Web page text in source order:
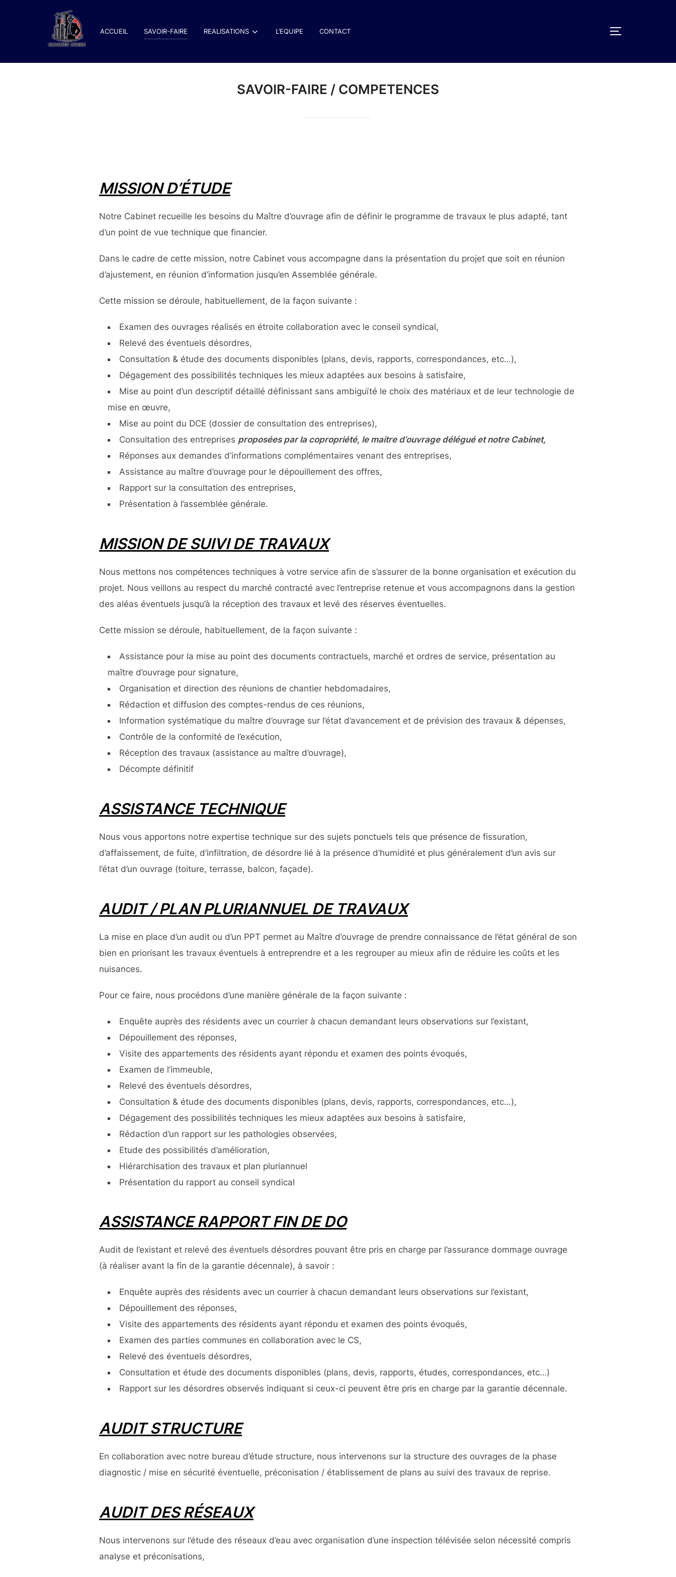
ACCUEIL SAVOIR-FAIRE REALISATIONS L’EQUIPE CONTACT PERMUTER
SAVOIR-FAIRE / COMPETENCES
MISSION D’ÉTUDE
Notre Cabinet recueille les besoins du Maître d’ouvrage afin de définir le programme de travaux le plus adapté, tant
d’un point de vue technique que financier.
Dans le cadre de cette mission, notre Cabinet vous accompagne dans la présentation du projet que soit en réunion
d’ajustement, en réunion d’information jusqu’en Assemblée générale.
Cette mission se déroule, habituellement, de la façon suivante :
Examen des ouvrages réalisés en étroite collaboration avec le conseil syndical,
Relevé des éventuels désordres,
Consultation & étude des documents disponibles (plans, devis, rapports, correspondances, etc…),
Dégagement des possibilités techniques les mieux adaptées aux besoins à satisfaire,
Mise au point d’un descriptif détaillé définissant sans ambiguïté le choix des matériaux et de leur technologie de
mise en œuvre,
Mise au point du DCE (dossier de consultation des entreprises),
Consultation des entreprises proposées par la copropriété, le maitre d’ouvrage délégué et notre Cabinet,
Réponses aux demandes d’informations complémentaires venant des entreprises,
Assistance au maître d’ouvrage pour le dépouillement des offres,
Rapport sur la consultation des entreprises,
Présentation à l’assemblée générale.
MISSION DE SUIVI DE TRAVAUX
Nous mettons nos compétences techniques à votre service afin de s’assurer de la bonne organisation et exécution du
projet. Nous veillons au respect du marché contracté avec l’entreprise retenue et vous accompagnons dans la gestion
des aléas éventuels jusqu’à la réception des travaux et levé des réserves éventuelles.
Cette mission se déroule, habituellement, de la façon suivante :
Assistance pour la mise au point des documents contractuels, marché et ordres de service, présentation au
maître d’ouvrage pour signature,
Organisation et direction des réunions de chantier hebdomadaires,
Rédaction et diffusion des comptes-rendus de ces réunions,
Information systématique du maître d’ouvrage sur l’état d’avancement et de prévision des travaux & dépenses,
Contrôle de la conformité de l’exécution,
Réception des travaux (assistance au maître d’ouvrage),
Décompte définitif
ASSISTANCE TECHNIQUE
Nous vous apportons notre expertise technique sur des sujets ponctuels tels que présence de fissuration,
d’affaissement, de fuite, d’infiltration, de désordre lié à la présence d’humidité et plus généralement d’un avis sur
l’état d’un ouvrage (toiture, terrasse, balcon, façade).
AUDIT / PLAN PLURIANNUEL DE TRAVAUX
La mise en place d’un audit ou d’un PPT permet au Maître d’ouvrage de prendre connaissance de l’état général de son
bien en priorisant les travaux éventuels à entreprendre et a les regrouper au mieux afin de réduire les coûts et les
nuisances.
Pour ce faire, nous procédons d’une manière générale de la façon suivante :
Enquête auprès des résidents avec un courrier à chacun demandant leurs observations sur l’existant,
Dépouillement des réponses,
Visite des appartements des résidents ayant répondu et examen des points évoqués,
Examen de l’immeuble,
Relevé des éventuels désordres,
Consultation & étude des documents disponibles (plans, devis, rapports, correspondances, etc…),
Dégagement des possibilités techniques les mieux adaptées aux besoins à satisfaire,
Rédaction d’un rapport sur les pathologies observées,
Etude des possibilités d’amélioration,
Hiérarchisation des travaux et plan pluriannuel
Présentation du rapport au conseil syndical
ASSISTANCE RAPPORT FIN DE DO
Audit de l’existant et relevé des éventuels désordres pouvant être pris en charge par l’assurance dommage ouvrage
(à réaliser avant la fin de la garantie décennale), à savoir :
Enquête auprès des résidents avec un courrier à chacun demandant leurs observations sur l’existant,
Dépouillement des réponses,
Visite des appartements des résidents ayant répondu et examen des points évoqués,
Examen des parties communes en collaboration avec le CS,
Relevé des éventuels désordres,
Consultation et étude des documents disponibles (plans, devis, rapports, études, correspondances, etc…)
Rapport sur les désordres observés indiquant si ceux-ci peuvent être pris en charge par la garantie décennale.
AUDIT STRUCTURE
En collaboration avec notre bureau d’étude structure, nous intervenons sur la structure des ouvrages de la phase
diagnostic / mise en sécurité éventuelle, préconisation / établissement de plans au suivi des travaux de reprise.
AUDIT DES RÉSEAUX
Nous intervenons sur l’étude des réseaux d’eau avec organisation d’une inspection télévisée selon nécessité compris
analyse et préconisations,